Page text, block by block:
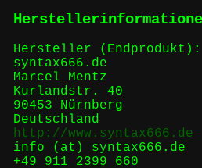
Hersteller (Endprodukt):
syntax666.de
Marcel Mentz
Kurlandstr. 40
90453 Nürnberg
Deutschland
http://www.syntax666.de
info (at) syntax666.de
+49 911 2399 660